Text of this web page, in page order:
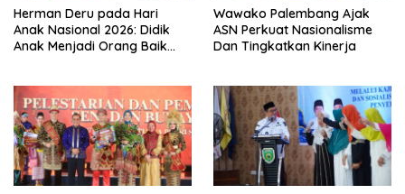
Herman Deru pada Hari
Anak Nasional 2026: Didik
Anak Menjadi Orang Baik
Wawako Palembang Ajak
ASN Perkuat Nasionalisme
Dan Tingkatkan Kinerja